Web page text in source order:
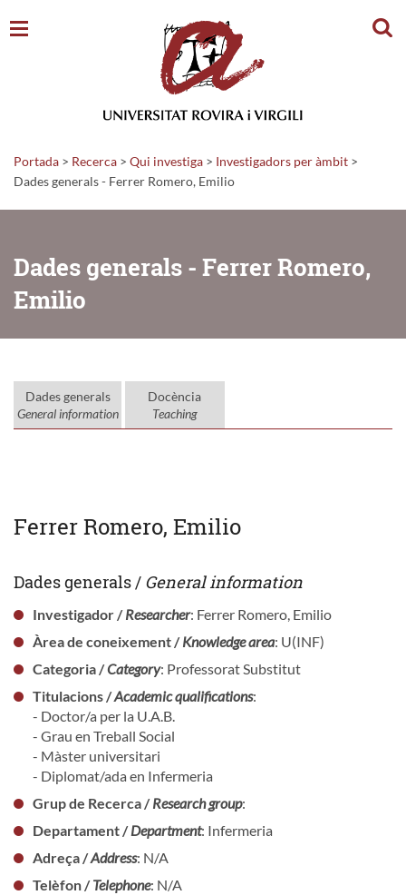
Portada > Recerca > Qui investiga > Investigadors per àmbit >
Dades generals - Ferrer Romero, Emilio
Dades generals - Ferrer Romero,
Emilio
Dades generals
General information
Docència
Teaching
Ferrer Romero, Emilio
Dades generals / General information
Investigador /Researcher: Ferrer Romero, Emilio
Àrea de coneixement /Knowledge area: U(INF)
Categoria /Category: Professorat Substitut
Titulacions /Academic qualifications:
- Doctor/a per la U.A.B.
- Grau en Treball Social
- Màster universitari
- Diplomat/ada en Infermeria
Grup de Recerca /Research group:
Departament /Department: Infermeria
Adreça /Address: N/A
Telèfon /Telephone: N/A